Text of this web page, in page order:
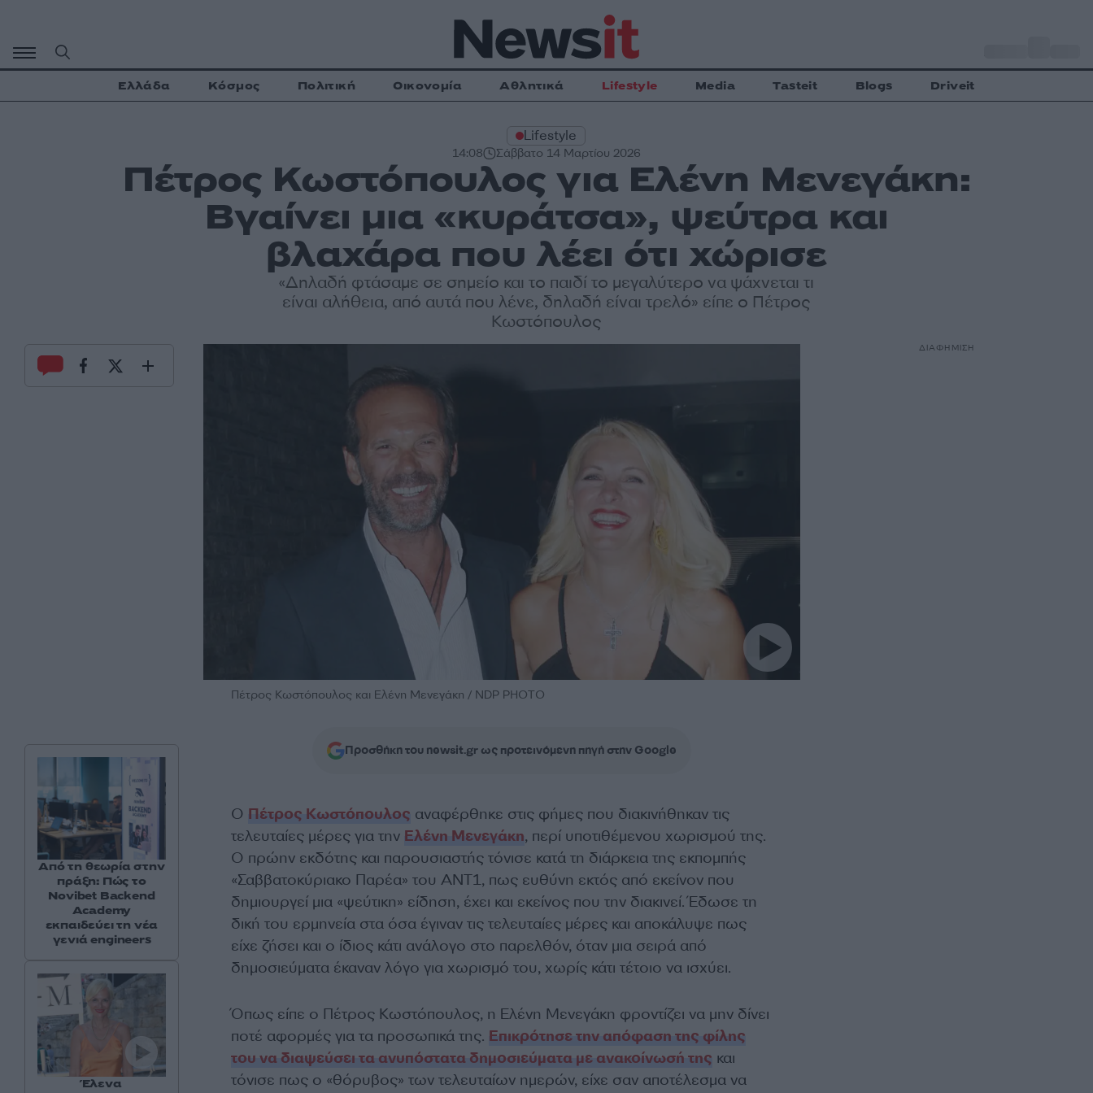
περιεχόμενο
Ελλάδα Κόσμος Πολιτική Οικονομία Αθλητικά Lifestyle Media Tasteit Blogs Driveit
Lifestyle
14:08 Σάββατο 14 Μαρτίου 2026
Πέτρος Κωστόπουλος για Ελένη Μενεγάκη:
Βγαίνει μια «κυράτσα», ψεύτρα και
βλαχάρα που λέει ότι χώρισε
«Δηλαδή φτάσαμε σε σημείο και το παιδί το μεγαλύτερο να ψάχνεται τι
είναι αλήθεια, από αυτά που λένε, δηλαδή είναι τρελό» είπε ο Πέτρος
Κωστόπουλος
Πέτρος Κωστόπουλος και Ελένη Μενεγάκη / NDP PHOTO
Προσθήκη του newsit.gr ως προτεινόμενη πηγή στην Google
Ο Πέτρος Κωστόπουλος αναφέρθηκε στις φήμες που διακινήθηκαν τις
τελευταίες μέρες για την Ελένη Μενεγάκη, περί υποτιθέμενου χωρισμού της.
Ο πρώην εκδότης και παρουσιαστής τόνισε κατά τη διάρκεια της εκπομπής
«Σαββατοκύριακο Παρέα» του ΑΝΤ1, πως ευθύνη εκτός από εκείνον που
δημιουργεί μια «ψεύτικη» είδηση, έχει και εκείνος που την διακινεί. Έδωσε τη
δική του ερμηνεία στα όσα έγιναν τις τελευταίες μέρες και αποκάλυψε πως
είχε ζήσει και ο ίδιος κάτι ανάλογο στο παρελθόν, όταν μια σειρά από
δημοσιεύματα έκαναν λόγο για χωρισμό του, χωρίς κάτι τέτοιο να ισχύει.
Όπως είπε ο Πέτρος Κωστόπουλος, η Ελένη Μενεγάκη φροντίζει να μην δίνει
ποτέ αφορμές για τα προσωπικά της. Επικρότησε την απόφαση της φίλης
του να διαψεύσει τα ανυπόστατα δημοσιεύματα με ανακοίνωσή της και
τόνισε πως ο «θόρυβος» των τελευταίων ημερών, είχε σαν αποτέλεσμα να
Από τη θεωρία στην
πράξη: Πώς το
Novibet Backend
Academy
εκπαιδεύει τη νέα
γενιά engineers
Έλενα
ΔΙΑΦΗΜΙΣΗ